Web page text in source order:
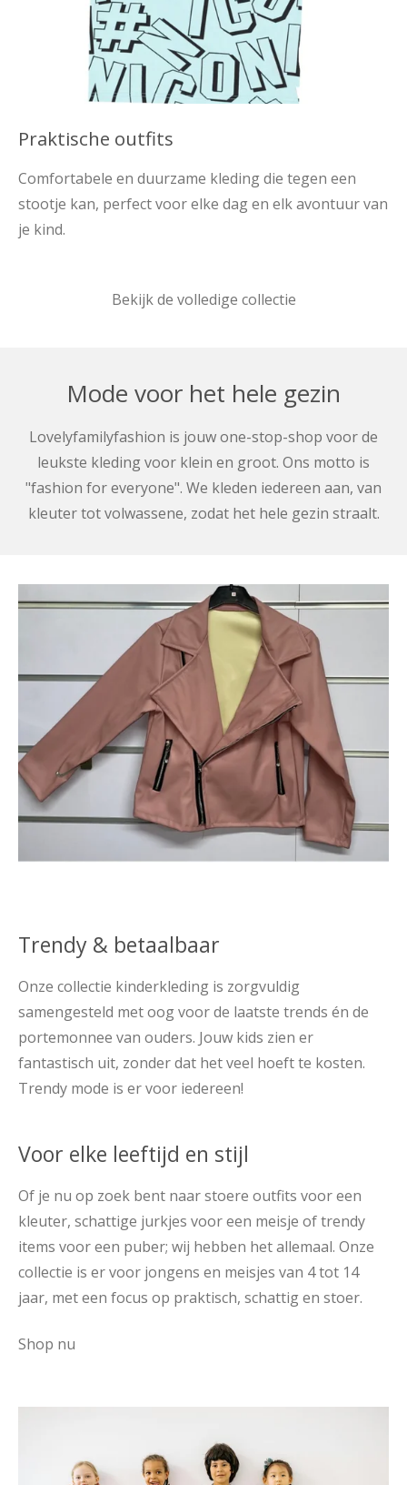
Praktische outfits
Comfortabele en duurzame kleding die tegen een
stootje kan, perfect voor elke dag en elk avontuur van
je kind.
Bekijk de volledige collectie
Mode voor het hele gezin
Lovelyfamilyfashion is jouw one-stop-shop voor de
leukste kleding voor klein en groot. Ons motto is
"fashion for everyone". We kleden iedereen aan, van
kleuter tot volwassene, zodat het hele gezin straalt.
Trendy & betaalbaar
Onze collectie kinderkleding is zorgvuldig
samengesteld met oog voor de laatste trends én de
portemonnee van ouders. Jouw kids zien er
fantastisch uit, zonder dat het veel hoeft te kosten.
Trendy mode is er voor iedereen!
Voor elke leeftijd en stijl
Of je nu op zoek bent naar stoere outfits voor een
kleuter, schattige jurkjes voor een meisje of trendy
items voor een puber; wij hebben het allemaal. Onze
collectie is er voor jongens en meisjes van 4 tot 14
jaar, met een focus op praktisch, schattig en stoer.
Shop nu